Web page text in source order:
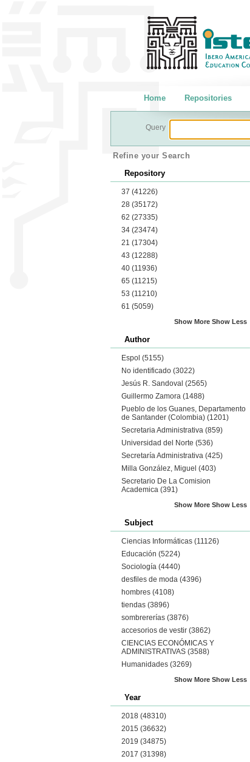
Home Repositories
Query
Refine your Search
Repository
37 (41226)
28 (35172)
62 (27335)
34 (23474)
21 (17304)
43 (12288)
40 (11936)
65 (11215)
53 (11210)
61 (5059)
Show More Show Less
Author
Espol (5155)
No identificado (3022)
Jesús R. Sandoval (2565)
Guillermo Zamora (1488)
Pueblo de los Guanes, Departamento
de Santander (Colombia) (1201)
Secretaria Administrativa (859)
Universidad del Norte (536)
Secretaría Administrativa (425)
Milla González, Miguel (403)
Secretario De La Comision
Academica (391)
Show More Show Less
Subject
Ciencias Informáticas (11126)
Educación (5224)
Sociología (4440)
desfiles de moda (4396)
hombres (4108)
tiendas (3896)
sombrererías (3876)
accesorios de vestir (3862)
CIENCIAS ECONÓMICAS Y
ADMINISTRATIVAS (3588)
Humanidades (3269)
Show More Show Less
Year
2018 (48310)
2015 (36632)
2019 (34875)
2017 (31398)